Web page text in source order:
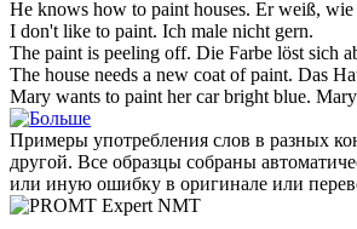
He knows how to paint houses. Er weiß, wie
I don't like to paint. Ich male nicht gern.
The paint is peeling off. Die Farbe löst sich
The house needs a new coat ofpaint. Das
Mary wants to paint her car bright blue.
Примеры употребления слов в разных
другой. Все образцы собраны
или иную ошибку в оригинале или